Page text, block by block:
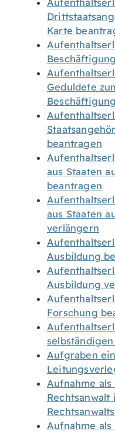
Karte
Geduldete
beantragen
aus Staaten
beantragen
aus Staaten
verlängern
Ausbildung
Ausbildung
Forschung
Aufgraben
Aufnahme
Rechtsanwalt
Aufnahme als